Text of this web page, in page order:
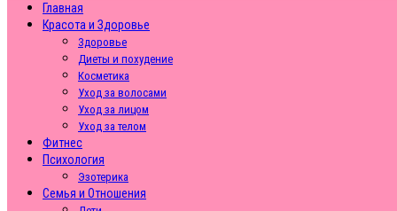
Главная
Красота и Здоровье
Здоровье
Диеты и похудение
Косметика
Уход за волосами
Уход за лицом
Уход за телом
Фитнес
Психология
Эзотерика
Семья и Отношения